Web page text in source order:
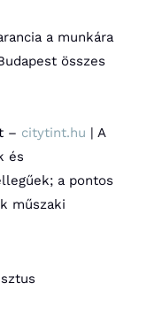
a munkára
összes
– citytint.hu | A
és
a pontos
műszaki